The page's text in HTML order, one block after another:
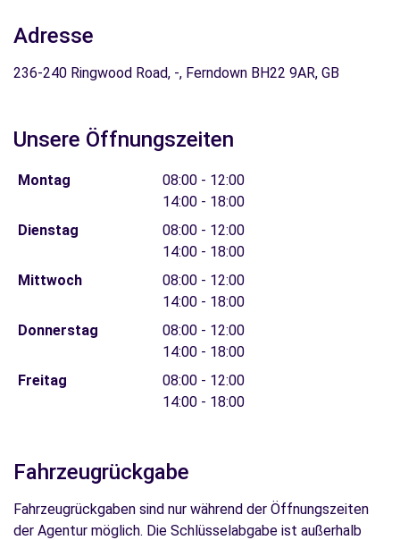
Adresse
236-240 Ringwood Road, -, Ferndown BH22 9AR, GB
Unsere Öffnungszeiten
Montag
08:00 - 12:00
14:00 - 18:00
Dienstag
08:00 - 12:00
14:00 - 18:00
Mittwoch
08:00 - 12:00
14:00 - 18:00
Donnerstag
08:00 - 12:00
14:00 - 18:00
Freitag
08:00 - 12:00
14:00 - 18:00
Fahrzeugrückgabe
Fahrzeugrückgaben sind nur während der Öffnungszeiten
der Agentur möglich. Die Schlüsselabgabe ist außerhalb